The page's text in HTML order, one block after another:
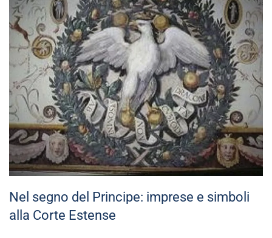
Nel segno del Principe: imprese e simboli
alla Corte Estense